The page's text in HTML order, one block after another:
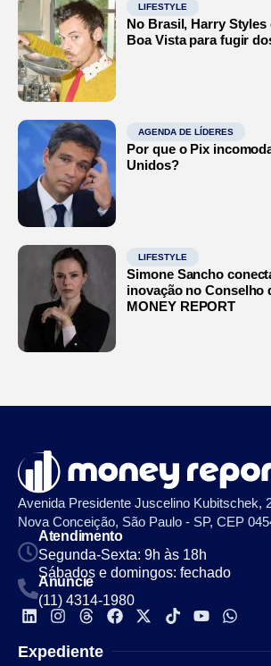
LIFESTYLE
No Brasil, Harry Styles
Boa Vista para fugir
AGENDA DE LÍDERES
Por que o Pix
Unidos?
LIFESTYLE
Simone Sancho
inovação no Conselho
MONEY REPORT
Avenida Presidente Juscelino Kubitschek,
Nova Conceição, São Paulo - SP, CEP
Atendimento
Segunda-Sexta: 9h às 18h
Sábados e domingos: fechado
Anuncie
(11) 4314-1980
Expediente